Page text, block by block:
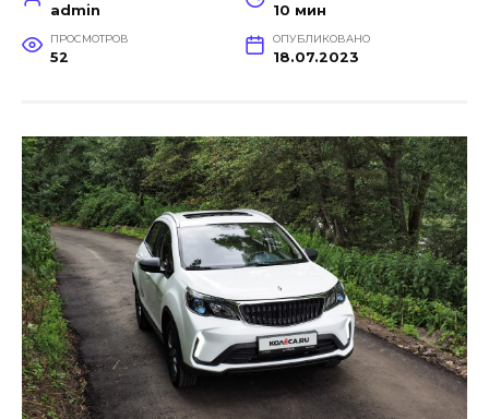
admin 10 мин
ПРОСМОТРОВ
52
ОПУБЛИКОВАНО
18.07.2023